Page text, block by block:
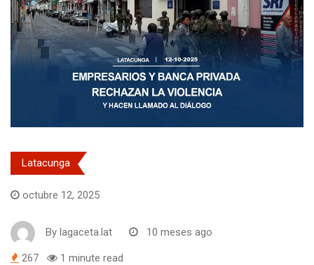
Latacunga
octubre 12, 2025
By lagaceta.lat 10 meses ago
267 1 minute read